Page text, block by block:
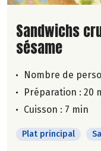
Lire la suite
Sandwichs
sésame
Nombre de
Préparation : 20
Cuisson : 7 min
Plat principal